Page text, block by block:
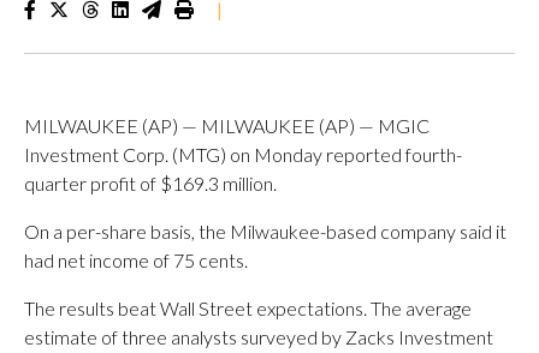
|
MILWAUKEE (AP) — MILWAUKEE (AP) — MGIC
Investment Corp. (MTG) on Monday reported fourth-
quarter profit of $169.3 million.
On a per-share basis, the Milwaukee-based company said it
had net income of 75 cents.
The results beat Wall Street expectations. The average
estimate of three analysts surveyed by Zacks Investment